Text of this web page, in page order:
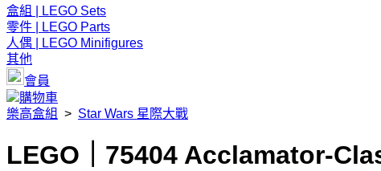
盒組 | LEGO Sets
零件 | LEGO Parts
人偶 | LEGO Minifigures
其他
會員
購物車
樂高盒組 > Star Wars 星際大戰
LEGO｜75404 Acclamator-